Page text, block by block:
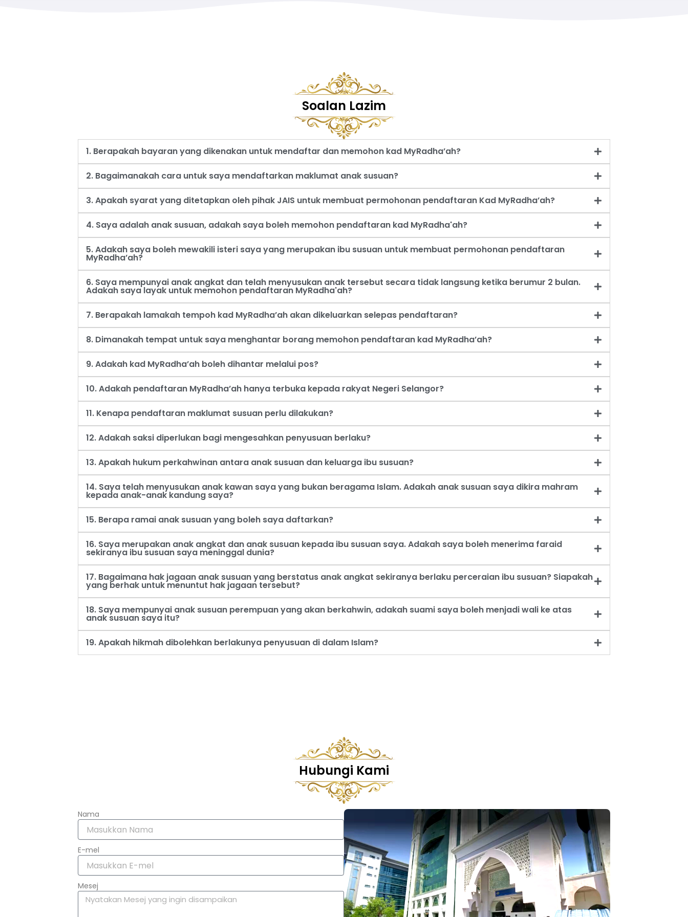
Soalan Lazim
1. Berapakah bayaran yang dikenakan untuk mendaftar dan memohon kad MyRadha’ah?
2. Bagaimanakah cara untuk saya mendaftarkan maklumat anak susuan?
3. Apakah syarat yang ditetapkan oleh pihak JAIS untuk membuat permohonan pendaftaran Kad MyRadha’ah?
4. Saya adalah anak susuan, adakah saya boleh memohon pendaftaran kad MyRadha'ah?
5. Adakah saya boleh mewakili isteri saya yang merupakan ibu susuan untuk membuat permohonan pendaftaran
MyRadha’ah?
6. Saya mempunyai anak angkat dan telah menyusukan anak tersebut secara tidak langsung ketika berumur 2 bulan.
Adakah saya layak untuk memohon pendaftaran MyRadha'ah?
7. Berapakah lamakah tempoh kad MyRadha’ah akan dikeluarkan selepas pendaftaran?
8. Dimanakah tempat untuk saya menghantar borang memohon pendaftaran kad MyRadha’ah?
9. Adakah kad MyRadha’ah boleh dihantar melalui pos?
10. Adakah pendaftaran MyRadha’ah hanya terbuka kepada rakyat Negeri Selangor?
11. Kenapa pendaftaran maklumat susuan perlu dilakukan?
12. Adakah saksi diperlukan bagi mengesahkan penyusuan berlaku?
13. Apakah hukum perkahwinan antara anak susuan dan keluarga ibu susuan?
14. Saya telah menyusukan anak kawan saya yang bukan beragama Islam. Adakah anak susuan saya dikira mahram
kepada anak-anak kandung saya?
15. Berapa ramai anak susuan yang boleh saya daftarkan?
16. Saya merupakan anak angkat dan anak susuan kepada ibu susuan saya. Adakah saya boleh menerima faraid
sekiranya ibu susuan saya meninggal dunia?
17. Bagaimana hak jagaan anak susuan yang berstatus anak angkat sekiranya berlaku perceraian ibu susuan? Siapakah
yang berhak untuk menuntut hak jagaan tersebut?
18. Saya mempunyai anak susuan perempuan yang akan berkahwin, adakah suami saya boleh menjadi wali ke atas
anak susuan saya itu?
19. Apakah hikmah dibolehkan berlakunya penyusuan di dalam Islam?
Hubungi Kami
Nama
E-mel
Mesej